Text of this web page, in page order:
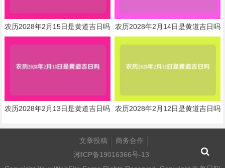
农历2028年2月15日是黄道吉日吗 农历2028年2月14日是黄道吉日吗
农历2028年2月13日是黄道吉日吗 农历2028年2月12日是黄道吉日吗
文章投稿
商务合作
湘ICP备19016366号-13